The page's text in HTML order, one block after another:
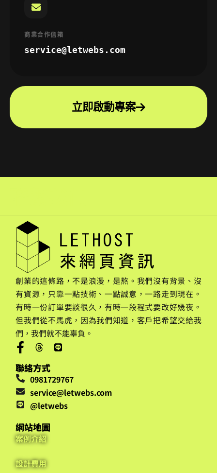
商業合作信箱
service@letwebs.com
立即啟動專案
創業的這條路，不是浪漫，是熬。我們沒有背景、沒
有資源，只靠一點技術、一點誠意，一路走到現在。
有時一份訂單要談很久，有時一段程式要改好幾夜。
但我們從不馬虎，因為我們知道，客戶把希望交給我
們，我們就不能辜負。
聯絡方式
0981729767
service@letwebs.com
@letwebs
網站地圖
案例介紹
設計費用